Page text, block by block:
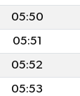
05:50
05:51
05:52
05:53